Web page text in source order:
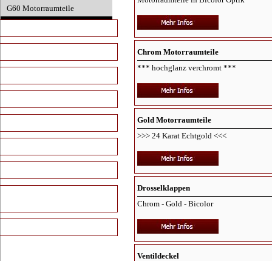
G60 Motorraumteile
Chrom Motorraumteile
*** hochglanz verchromt ***
Gold Motorraumteile
>>> 24 Karat Echtgold <<<
Drosselklappen
Chrom - Gold - Bicolor
Ventildeckel